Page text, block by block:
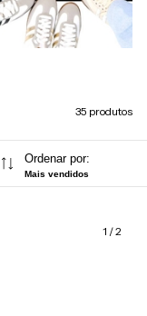
35 produtos
Ordenar por:
Mais vendidos
1 /2